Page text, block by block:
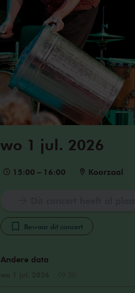
wo 1 jul. 2026
15:00 – 16:00 Koorzaal
Bewaar dit concert
Andere data